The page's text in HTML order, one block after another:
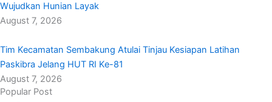
Wujudkan Hunian Layak
August 7, 2026
Tim Kecamatan Sembakung Atulai Tinjau Kesiapan Latihan
Paskibra Jelang HUT RI Ke-81
August 7, 2026
Popular Post